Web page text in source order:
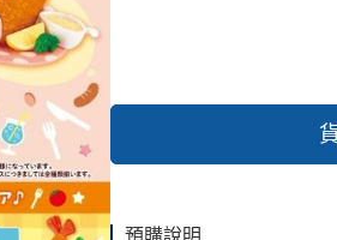
其他系列
SMILE
預購說明